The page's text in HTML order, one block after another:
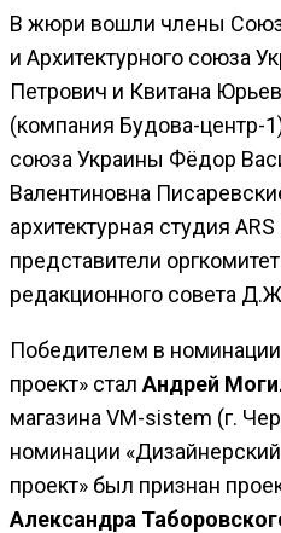
В жюри вошли члены
и Архитектурного союза
Петрович и Квитана
(компания Будова-центр-
союза Украины Фёдор
Валентиновна
архитектурная студия
представители
редакционного совета
Победителем в
проект» стал Андрей
магазина VM-sistem (г.
номинации
проект» был признан
Александра